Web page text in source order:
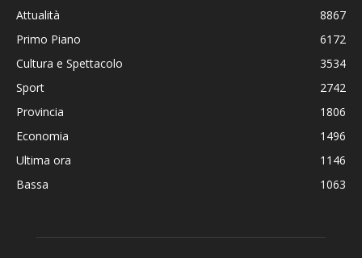
Attualità
8867
Primo Piano
6172
Cultura e Spettacolo
3534
Sport
2742
Provincia
1806
Economia
1496
Ultima ora
1146
Bassa
1063